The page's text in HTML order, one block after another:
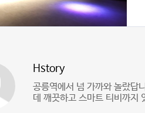
Hstory
공릉역에서 넘 가까와 놀랐답
데 깨끗하고 스마트 티비까지